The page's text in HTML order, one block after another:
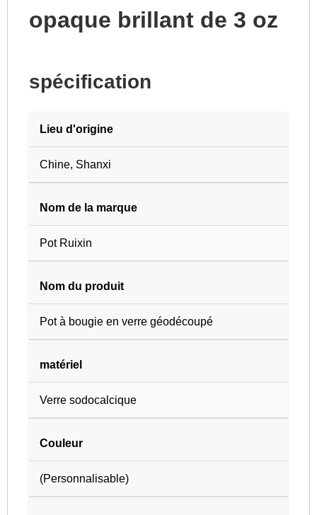
opaque brillant de 3 oz
spécification
Lieu d'origine
Chine, Shanxi
Nom de la marque
Pot Ruixin
Nom du produit
Pot à bougie en verre géodécoupé
matériel
Verre sodocalcique
Couleur
(Personnalisable)